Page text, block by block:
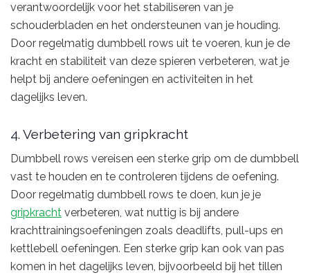
verantwoordelijk voor het stabiliseren van je
schouderbladen en het ondersteunen van je houding.
Door regelmatig dumbbell rows uit te voeren, kun je de
kracht en stabiliteit van deze spieren verbeteren, wat je
helpt bij andere oefeningen en activiteiten in het
dagelijks leven.
4. Verbetering van gripkracht
Dumbbell rows vereisen een sterke grip om de dumbbell
vast te houden en te controleren tijdens de oefening.
Door regelmatig dumbbell rows te doen, kun je je
gripkracht verbeteren, wat nuttig is bij andere
krachttrainingsoefeningen zoals deadlifts, pull-ups en
kettlebell oefeningen. Een sterke grip kan ook van pas
komen in het dagelijks leven, bijvoorbeeld bij het tillen